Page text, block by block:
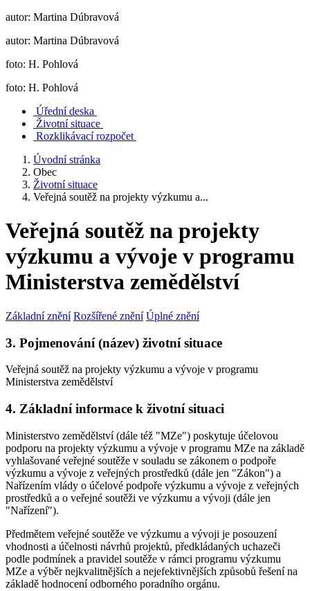
autor: Martina Dúbravová
autor: Martina Dúbravová
foto: H. Pohlová
foto: H. Pohlová
Úřední deska
Životní situace
Rozklikávací rozpočet
Úvodní stránka
Obec
Životní situace
Veřejná soutěž na projekty výzkumu a...
Veřejná soutěž na projekty
výzkumu a vývoje v programu
Ministerstva zemědělství
Základní znění Rozšířené znění Úplné znění
3. Pojmenování (název) životní situace
Veřejná soutěž na projekty výzkumu a vývoje v programu
Ministerstva zemědělství
4. Základní informace k životní situaci
Ministerstvo zemědělství (dále též "MZe") poskytuje účelovou
podporu na projekty výzkumu a vývoje v programu MZe na základě
vyhlašované veřejné soutěže v souladu se zákonem o podpoře
výzkumu a vývoje z veřejných prostředků (dále jen "Zákon") a
Nařízením vlády o účelové podpoře výzkumu a vývoje z veřejných
prostředků a o veřejné soutěži ve výzkumu a vývoji (dále jen
"Nařízení").
Předmětem veřejné soutěže ve výzkumu a vývoji je posouzení
vhodnosti a účelnosti návrhů projektů, předkládaných uchazeči
podle podmínek a pravidel soutěže v rámci programu výzkumu
MZe a výběr nejkvalitnějších a nejefektivnějších způsobů řešení na
základě hodnocení odborného poradního orgánu.